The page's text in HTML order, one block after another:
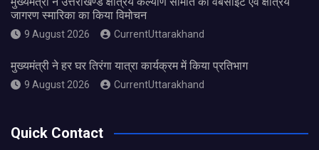
जागरण स्मारिका का किया विमोचन
9 August 2026 CurrentUttarakhand
मुख्यमंत्री ने हर घर तिरंगा यात्रा कार्यक्रम में किया प्रतिभाग
9 August 2026 CurrentUttarakhand
Quick Contact